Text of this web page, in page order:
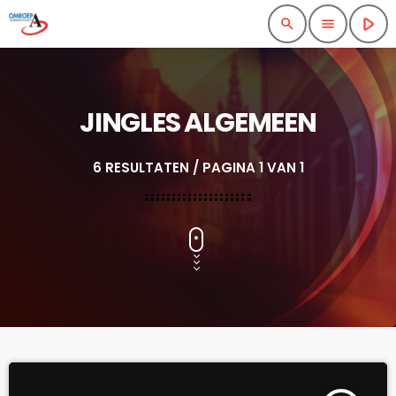
search menu play_arrow
JINGLES ALGEMEEN
6 RESULTATEN / PAGINA 1 VAN 1